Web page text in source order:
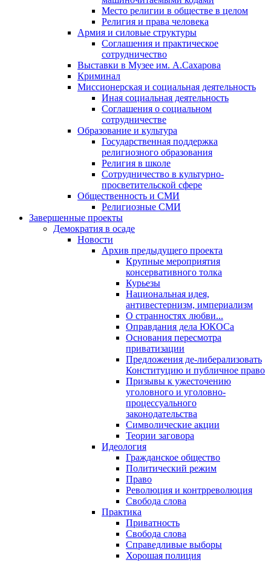
Место религии в обществе в целом
Религия и права человека
Армия и силовые структуры
Соглашения и практическое
сотрудничество
Выставки в Музее им. А.Сахарова
Криминал
Миссионерская и социальная деятельность
Иная социальная деятельность
Соглашения о социальном
сотрудничестве
Образование и культура
Государственная поддержка
религиозного образования
Религия в школе
Сотрудничество в культурно-
просветительской сфере
Общественность и СМИ
Религиозные СМИ
Завершенные проекты
Демократия в осаде
Новости
Архив предыдущего проекта
Крупные мероприятия
консервативного толка
Курьезы
Национальная идея,
антивестернизм, империализм
О странностях любви...
Оправдания дела ЮКОСа
Основания пересмотра
приватизации
Предложения де-либерализовать
Конституцию и публичное право
Призывы к ужесточению
уголовного и уголовно-
процессуального
законодательства
Символические акции
Теории заговора
Идеология
Гражданское общество
Политический режим
Право
Революция и контрреволюция
Свобода слова
Практика
Приватность
Свобода слова
Справедливые выборы
Хорошая полиция